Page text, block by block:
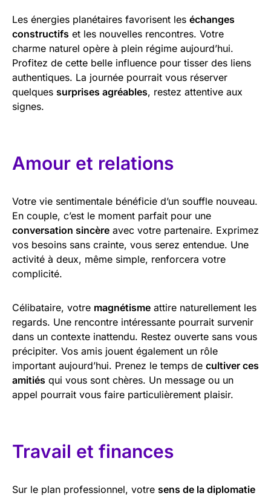
Les énergies planétaires favorisent les échanges
constructifs et les nouvelles rencontres. Votre
charme naturel opère à plein régime aujourd’hui.
Profitez de cette belle influence pour tisser des liens
authentiques. La journée pourrait vous réserver
quelques surprises agréables, restez attentive aux
signes.
Amour et relations
Votre vie sentimentale bénéficie d’un souffle nouveau.
En couple, c’est le moment parfait pour une
conversation sincère avec votre partenaire. Exprimez
vos besoins sans crainte, vous serez entendue. Une
activité à deux, même simple, renforcera votre
complicité.
Célibataire, votre magnétisme attire naturellement les
regards. Une rencontre intéressante pourrait survenir
dans un contexte inattendu. Restez ouverte sans vous
précipiter. Vos amis jouent également un rôle
important aujourd’hui. Prenez le temps de cultiver ces
amitiés qui vous sont chères. Un message ou un
appel pourrait vous faire particulièrement plaisir.
Travail et finances
Sur le plan professionnel, votre sens de la diplomatie